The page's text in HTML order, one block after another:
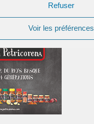
Refuser
Voir les préférences
BASQUE À VOTRE TABLE